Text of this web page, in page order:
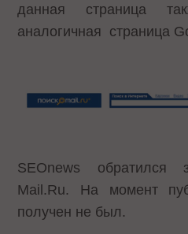
данная страница
аналогичная страница
SEOnews обратился
Mail.Ru. На момент
получен не был.